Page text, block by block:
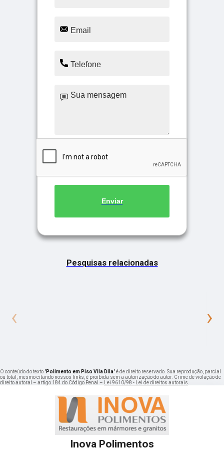
Enviar
Pesquisas relacionadas
‹ ›
O conteúdo do texto "Polimento em Piso Vila Dila" é de direito reservado. Sua reprodução, parcial
ou total, mesmo citando nossos links, é proibida sem a autorização do autor. Crime de violação de
direito autoral – artigo 184 do Código Penal –
Lei 9610/98 - Lei de direitos autorais
Inova Polimentos